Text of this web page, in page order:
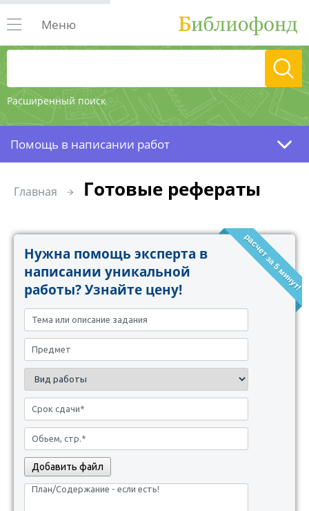
Расширенный поиск
Меню
Помощь в написании работ
Главная Готовые рефераты
расчет за 5 минут!
Нужна помощь эксперта в
написании уникальной
работы? Узнайте цену!
Добавить файл